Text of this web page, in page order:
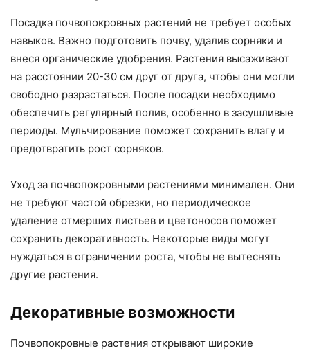
Посадка почвопокровных растений не требует особых
навыков. Важно подготовить почву, удалив сорняки и
внеся органические удобрения. Растения высаживают
на расстоянии 20-30 см друг от друга, чтобы они могли
свободно разрастаться. После посадки необходимо
обеспечить регулярный полив, особенно в засушливые
периоды. Мульчирование поможет сохранить влагу и
предотвратить рост сорняков.
Уход за почвопокровными растениями минимален. Они
не требуют частой обрезки, но периодическое
удаление отмерших листьев и цветоносов поможет
сохранить декоративность. Некоторые виды могут
нуждаться в ограничении роста, чтобы не вытеснять
другие растения.
Декоративные возможности
Почвопокровные растения открывают широкие